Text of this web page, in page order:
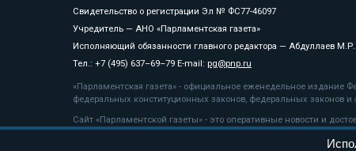
Свидетельство о регистрации Эл № ФС77-46097
Учредитель — АНО «Парламентская газета»
Исполняющий обязанности главного редактора — Абдуллаев М.Р.
Тел.: +7 (495) 637–69–79 E-mail: pg@pnp.ru
«Парламентская газета» - официальное еженедельное издание
федеральных конституционных законов, федеральных законов и
Сайт «Парламентской газеты» - это оперативные новости и
«Парламентской газеты» активная ссылка на pnp.ru обязательна.